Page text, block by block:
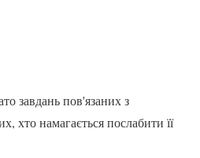
завдань пов'язаних з
хто намагається послабити її